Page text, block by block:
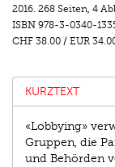
2016. 268 Seiten, 4
ISBN 978-3-0340-
CHF 38.00 / EUR
KURZTEXT
«Lobbying»
Gruppen, die
und Behörden